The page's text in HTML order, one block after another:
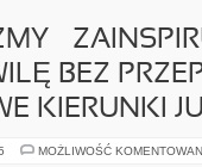
–
BEZ
KIERUNKI
MOŻLIWOŚĆ